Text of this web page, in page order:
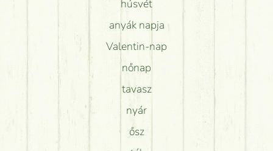
húsvét
anyák napja
Valentin-nap
nőnap
tavasz
nyár
ősz